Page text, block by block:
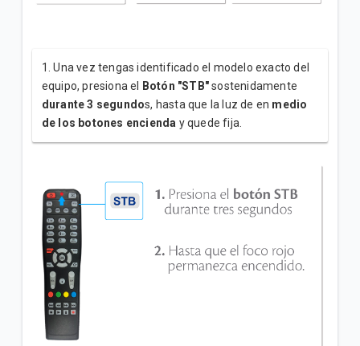
Actualizamos la grilla Lite plus de tu plan | Tigo
Actualizamos la grilla Lite de tu plan | Tigo Hogar
HFC
VER MÁS
1. Una vez tengas identificado el modelo exacto del
equipo, presiona el
Botón "STB"sostenidamente
durante 3 segundos, hasta que la luz de en medio
de los botones encienda y quede fija.